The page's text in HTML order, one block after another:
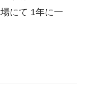
にて 1年に一